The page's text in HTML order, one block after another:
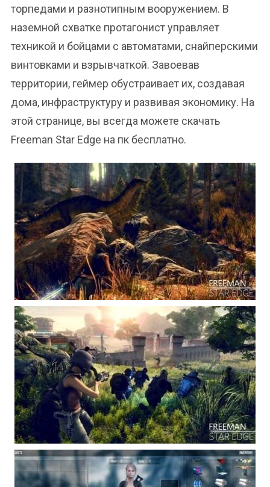
торпедами и разнотипным вооружением. В
наземной схватке протагонист управляет
техникой и бойцами с автоматами, снайперскими
винтовками и взрывчаткой. Завоевав
территории, геймер обустраивает их, создавая
дома, инфраструктуру и развивая экономику. На
этой странице, вы всегда можете скачать
Freeman Star Edge на пк бесплатно.